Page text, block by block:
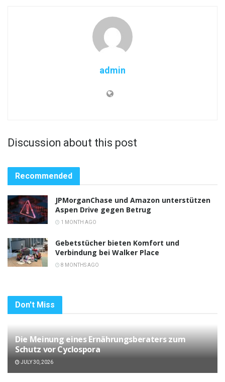
admin
Discussion about this post
Recommended
JPMorganChase und Amazon unterstützen
Aspen Drive gegen Betrug
1 MONTH AGO
Gebetstücher bieten Komfort und
Verbindung bei Walker Place
8 MONTHS AGO
Don't Miss
Die Meinung eines Ernährungsberaters zum
Schutz vor Cyclospora
JULY 30, 2026